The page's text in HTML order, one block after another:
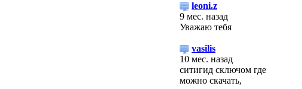
leoni.z
9 мес. назад
Уважаю тебя
vasilis
10 мес. назад
ситигид сключом где
можно скачать,